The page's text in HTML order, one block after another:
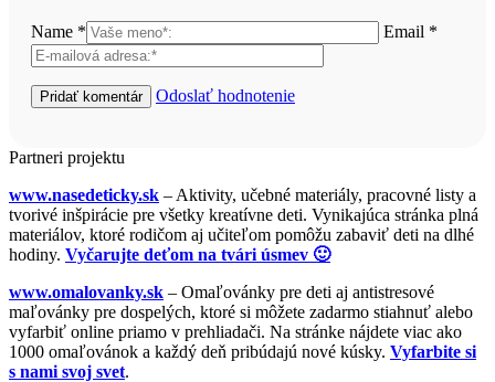
Name * Email *
Odoslať hodnotenie
Partneri projektu
www.nasedeticky.sk – Aktivity, učebné materiály, pracovné listy a
tvorivé inšpirácie pre všetky kreatívne deti. Vynikajúca stránka plná
materiálov, ktoré rodičom aj učiteľom pomôžu zabaviť deti na dlhé
hodiny. Vyčarujte deťom na tvári úsmev 🙂
www.omalovanky.sk – Omaľovánky pre deti aj antistresové
maľovánky pre dospelých, ktoré si môžete zadarmo stiahnuť alebo
vyfarbiť online priamo v prehliadači. Na stránke nájdete viac ako
1000 omaľovánok a každý deň pribúdajú nové kúsky. Vyfarbite si
s nami svoj svet.